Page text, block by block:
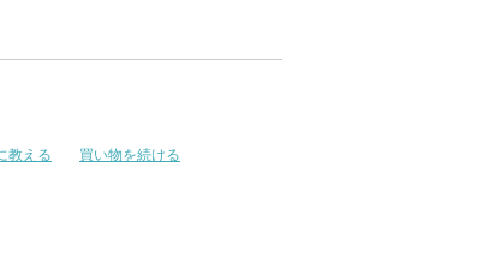
教える
買い物を続ける